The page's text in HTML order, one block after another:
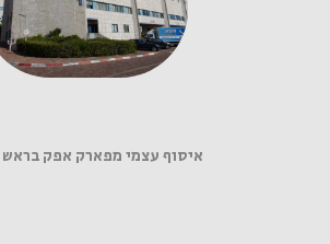
איסוף עצמי מפארק אפק בראש